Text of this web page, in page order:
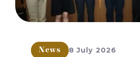
News 8 July 2026